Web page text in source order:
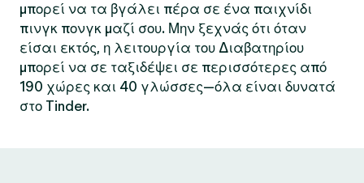
μπορεί να τα βγάλει πέρα σε ένα παιχνίδι
πινγκ πονγκ μαζί σου. Μην ξεχνάς ότι όταν
είσαι εκτός, η λειτουργία του Διαβατηρίου
μπορεί να σε ταξιδέψει σε περισσότερες από
190 χώρες και 40 γλώσσες—όλα είναι δυνατά
στο Tinder.